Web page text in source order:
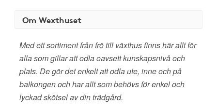
Om Wexthuset
Med ett sortiment från frö till växthus finns här allt för
alla som gillar att odla oavsett kunskapsnivå och
plats. De gör det enkelt att odla ute, inne och på
balkongen och har allt som behövs för enkel och
lyckad skötsel av din trädgård.